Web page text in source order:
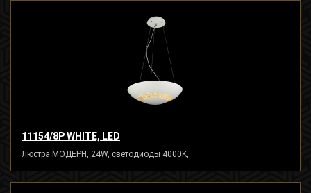
11154/8P WHITE, LED
Люстра МОДЕРН, 24W, светодиоды 4000K,